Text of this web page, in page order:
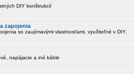
DIY konštrukcií
zapojenia
so zaujímavými vlastnosťami, využiteľné v DIY.
napájacie a iné káble